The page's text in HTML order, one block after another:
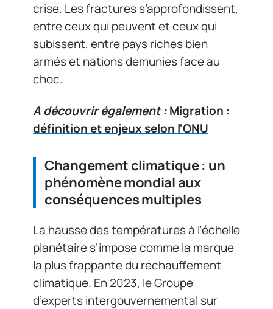
crise. Les fractures s’approfondissent,
entre ceux qui peuvent et ceux qui
subissent, entre pays riches bien
armés et nations démunies face au
choc.
A découvrir également :Migration :
définition et enjeux selon l'ONU
Changement climatique : un
phénomène mondial aux
conséquences multiples
La hausse des températures à l’échelle
planétaire s’impose comme la marque
la plus frappante du réchauffement
climatique. En 2023, le Groupe
d’experts intergouvernemental sur